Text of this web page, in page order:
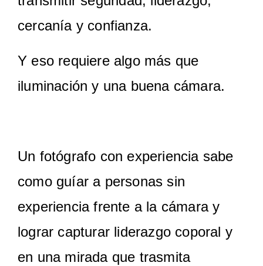
cercanía y confianza.
Y eso requiere algo más que
iluminación y una buena cámara.
Un fotógrafo con experiencia sabe
como guíar a personas sin
experiencia frente a la cámara y
lograr capturar liderazgo coporal y
en una mirada que trasmita